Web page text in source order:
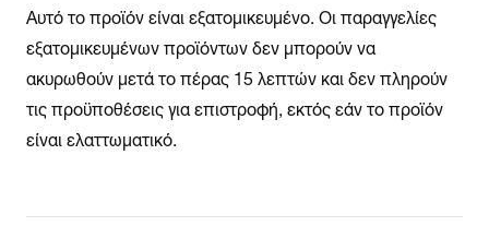
Αυτό το προϊόν είναι εξατομικευμένο. Οι παραγγελίες
εξατομικευμένων προϊόντων δεν μπορούν να
ακυρωθούν μετά το πέρας 15 λεπτών και δεν πληρούν
τις προϋποθέσεις για επιστροφή, εκτός εάν το προϊόν
είναι ελαττωματικό.